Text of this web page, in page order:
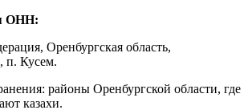
ОНН:
Оренбургская область,
п. Кусем.
районы Оренбургской области, где
казахи.